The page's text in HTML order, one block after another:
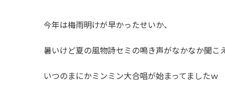
今年は梅雨明けが早かったせいか、
暑いけど夏の風物詩セミの鳴き声がなかなか聞こ
いつのまにかミンミン大合唱が始まってましたｗ